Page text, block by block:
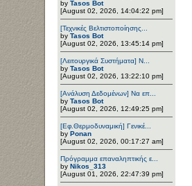
by Tasos Bot
[August 02, 2026, 14:04:22 pm]
[Τεχνικές Βελτιστοποίησης...
by Tasos Bot
[August 02, 2026, 13:45:14 pm]
[Λειτουργικά Συστήματα] Ν...
by Tasos Bot
[August 02, 2026, 13:22:10 pm]
[Ανάλυση Δεδομένων] Να επ...
by Tasos Bot
[August 02, 2026, 12:49:25 pm]
[Εφ.Θερμοδυναμική] Γενικέ...
by Ponan
[August 02, 2026, 00:17:27 am]
Πρόγραμμα επαναληπτικής ε...
by Nikos_313
[August 01, 2026, 22:47:39 pm]